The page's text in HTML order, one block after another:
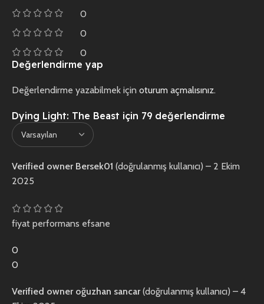
0
0
0
Dying Light: The Beast için 79 değerlendirme
Verified owner Bersek01 (doğrulanmış kullanıcı) – 2 Ekim
2025
fiyat performans efsane
0
0
Verified owner oğuzhan sancar(doğrulanmış kullanıcı) – 4
Değerlendirme yap
Değerlendirme yazabilmek için oturum açmalısınız.